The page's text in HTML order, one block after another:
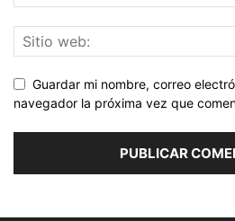
Guardar mi nombre, correo
navegador la próxima vez que